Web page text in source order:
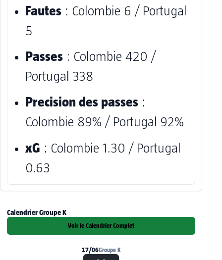
Fautes : Colombie 6 / Portugal
5
Passes : Colombie 420 /
Portugal 338
Precision des passes :
Colombie 89% / Portugal 92%
xG : Colombie 1.30 / Portugal
0.63
Calendrier Groupe K
Voir le Calendrier Complet
17/06Groupe K